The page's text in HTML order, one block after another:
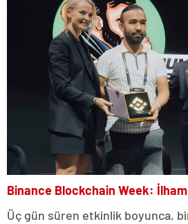
Binance Blockchain Week:
Üç gün süren etkinlik boyunca,